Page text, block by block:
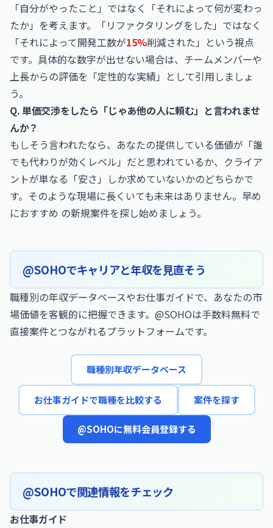
「自分がやったこと」ではなく「それによって何が変わっ
たか」を考えます。「リファクタリングをした」ではなく
「それによって開発工数が15%削減された」という視点
です。具体的な数字が出せない場合は、チームメンバーや
上長からの評価を「定性的な実績」として引用しましょ
う。
Q. 単価交渉をしたら「じゃあ他の人に頼む」と言われませ
んか？
もしそう言われたなら、あなたの提供している価値が「誰
でも代わりが効くレベル」だと思われているか、クライア
ントが単なる「安さ」しか求めていないかのどちらかで
す。そのような現場に長くいても未来はありません。早め
におすすめ の新規案件を探し始めましょう。
@SOHOでキャリアと年収を見直そう
職種別の年収データベースやお仕事ガイドで、あなたの市
場価値を客観的に把握できます。@SOHOは手数料無料で
直接案件とつながれるプラットフォームです。
職種別年収データベース
お仕事ガイドで職種を比較する 案件を探す
@SOHOに無料会員登録する
@SOHOで関連情報をチェック
お仕事ガイド